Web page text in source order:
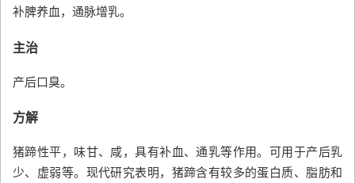
补脾养血，通脉增乳。
主治
产后口臭。
方解
猪蹄性平，味甘、咸，具有补血、通乳等作用。可用于产后乳
少、虚弱等。现代研究表明，猪蹄含有较多的蛋白质、脂肪和